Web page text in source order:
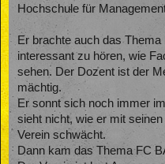
Hochschule für
Er brachte auch das
interessant zu hören, wie
sehen. Der Dozent ist der
mächtig.
Er sonnt sich noch immer
sieht nicht, wie er mit
Verein schwächt.
Dann kam das Thema FC